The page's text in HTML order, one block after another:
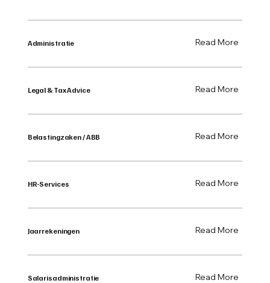
Read More
Administratie
Read More
Legal & Tax Advice
Read More
Belastingzaken / ABB
Read More
HR-Services
Read More
Jaarrekeningen
Read More
Salarisadministratie